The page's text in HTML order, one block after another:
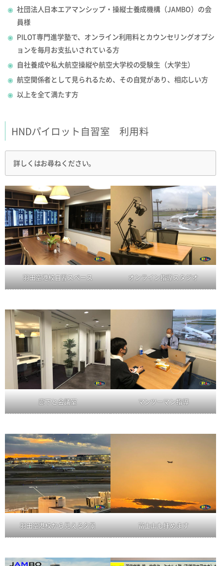
社団法人日本エアマンシップ・操縦士養成機構（JAMBO）の会
員様
PILOT専門進学塾で、オンライン利用料とカウンセリングオプシ
ョンを毎月お支払いされている方
自社養成や私大航空操縦や航空大学校の受験生（大学生）
航空関係者として見られるため、その自覚があり、相応しい方
以上を全て満たす方
HNDパイロット自習室 利用料
詳しくはお尋ねください。
羽田空港校自習スペース オンライン指導スタジオ
廊下と会議室 マンツーマン指導
羽田空港校から見える夕景 富士山も拝めます